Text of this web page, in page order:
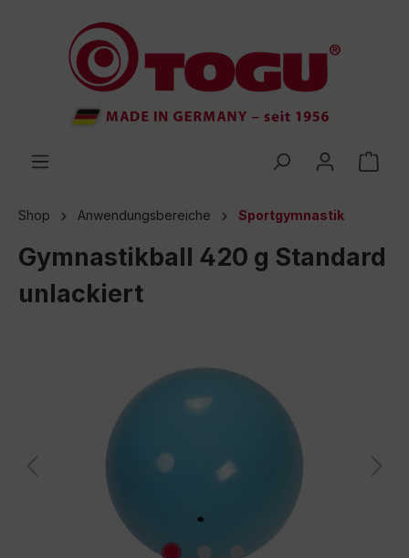
springen
Shop Anwendungsbereiche Sportgymnastik
Gymnastikball 420 g Standard
unlackiert